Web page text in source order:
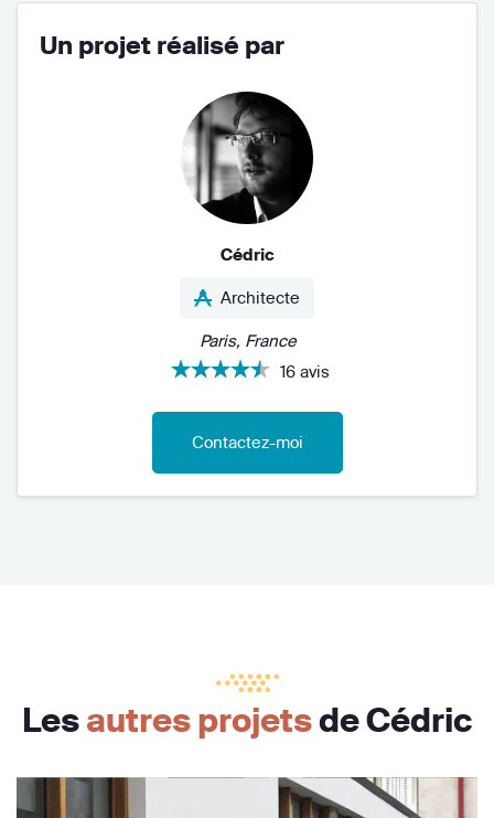
Un projet réalisé par
Cédric
Architecte
Paris, France
16 avis
Contactez-moi
Lesautres projetsde Cédric